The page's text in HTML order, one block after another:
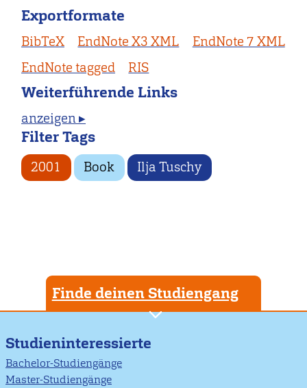
Exportformate
BibTeX EndNote X3 XML
EndNote 7 XML
EndNote tagged
RIS
Weiterführende Links
anzeigen ▸
Filter Tags
2001 Book Ilja Tuschy
Finde deinen Studiengang
Studieninteressierte
Bachelor-Studiengänge
Master-Studiengänge